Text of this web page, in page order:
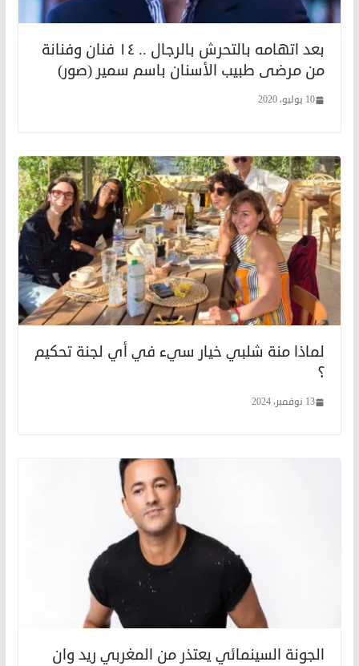
بعد اتهامه بالتحرش بالرجال .. ١٤ فنان وفنانة
من مرضى طبيب الأسنان باسم سمير (صور)
10 يوليو، 2020
لماذا منة شلبي خيار سيء في أي لجنة تحكيم
؟
13 نوفمبر، 2024
الجونة السينمائي يعتذر من المغربي ريد وان